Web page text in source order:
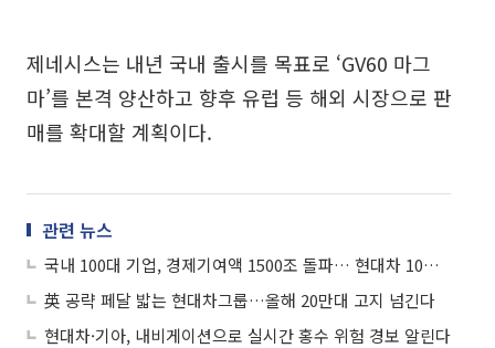
제네시스는 내년 국내 출시를 목표로 ‘GV60 마그
마’를 본격 양산하고 향후 유럽 등 해외 시장으로 판
매를 확대할 계획이다.
관련 뉴스
국내 100대 기업, 경제기여액 1500조 돌파… 현대차 10조 늘어 첫 100조 상회
英 공략 페달 밟는 현대차그룹…올해 20만대 고지 넘긴다
현대차·기아, 내비게이션으로 실시간 홍수 위험 경보 알린다